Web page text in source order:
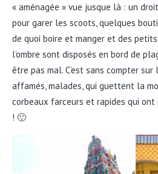
« aménagée » vue jusque là : un
pour garer les scoots, quelques
de quoi boire et manger et des petits
l’ombre sont disposés en bord de
être pas mal. C’est sans compter
affamés, malades, qui guettent la
corbeaux farceurs et rapides qui ont
! 🙂